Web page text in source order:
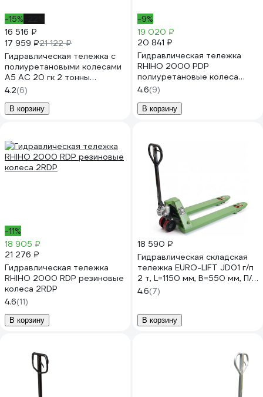
-15%
16 516 ₽
17 959 ₽21 122 ₽
Гидравлическая тележка с
полиуретановыми колесами
А5 AC 20 гк 2 тонны
1004824
4.2(6)
В корзину
-9%
19 020 ₽
20 841 ₽
Гидравлическая тележка
RHIHO 2000 PDP
полиуретановые колеса
2PDP
4.6(9)
В корзину
-11%
18 905 ₽
21 276 ₽
Гидравлическая тележка
RHIHO 2000 RDP резиновые
колеса 2RDP
4.6(11)
В корзину
18 590 ₽
Гидравлическая складская
тележка EURO-LIFT JD01 г/п
2 т, L=1150 мм, B=550 мм, П/У
колеса 00-00004684
4.6(7)
В корзину